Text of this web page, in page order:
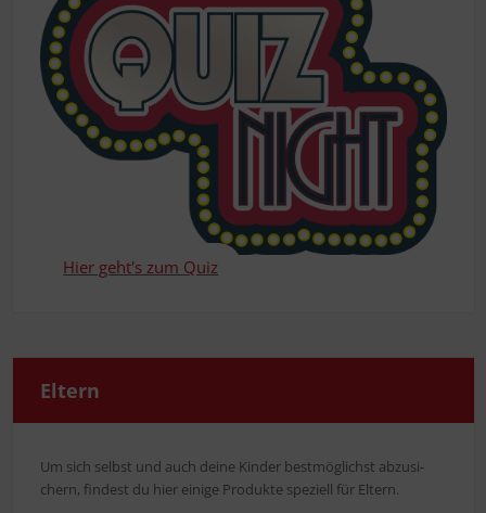
Hier geht's zum Quiz
Eltern
Um sich selbst und auch dei­ne Kin­der best­mög­lichst abzu­si­
chern, fin­dest du hier eini­ge Pro­duk­te spe­zi­ell für Eltern.